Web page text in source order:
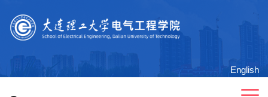
English